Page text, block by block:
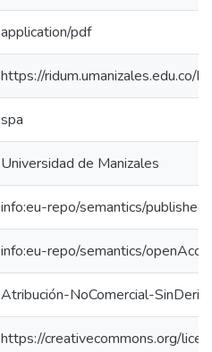
application/pdf
https://
spa
Universidad de Manizales
info:eu-repo/semantics/
info:eu-repo/semantics/
Atribución-NoComercial-
https://creativecommons.org/